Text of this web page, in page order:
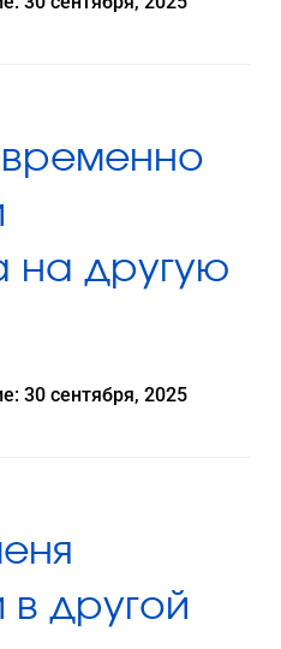
на другую
30 сентября, 2025
в другой